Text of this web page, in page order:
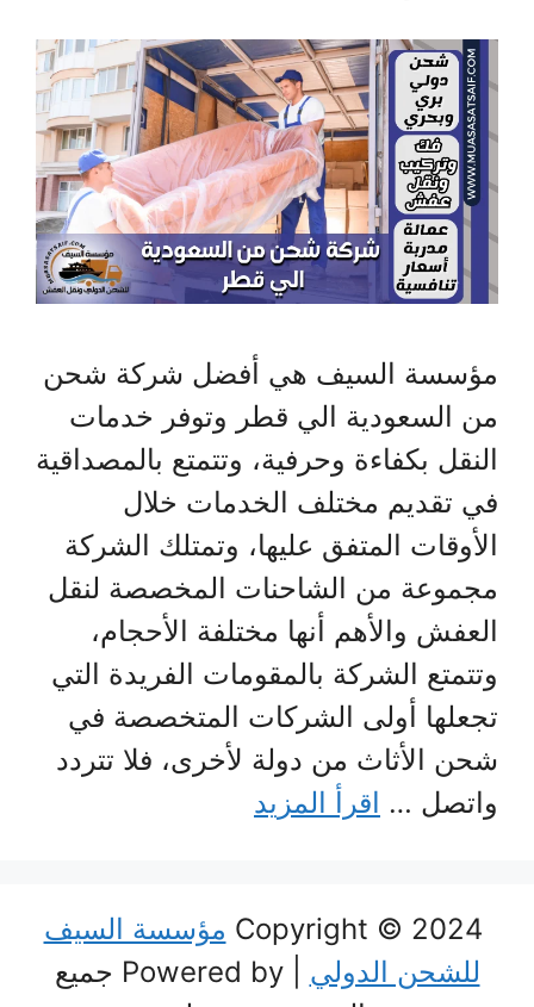
مؤسسة السيف هي أفضل شركة شحن
من السعودية الي قطر وتوفر خدمات
النقل بكفاءة وحرفية، وتتمتع بالمصداقية
في تقديم مختلف الخدمات خلال
الأوقات المتفق عليها، وتمتلك الشركة
مجموعة من الشاحنات المخصصة لنقل
العفش والأهم أنها مختلفة الأحجام،
وتتمتع الشركة بالمقومات الفريدة التي
تجعلها أولى الشركات المتخصصة في
شحن الأثاث من دولة لأخرى، فلا تتردد
واتصل … اقرأ المزيد
مؤسسة السيف
للشحن الدولي
| Powered by جميع